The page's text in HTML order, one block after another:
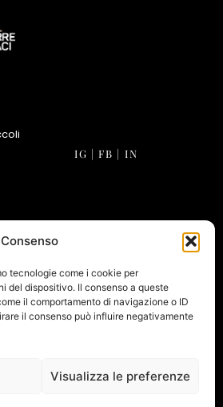
tecnologie come i cookie per
del dispositivo. Il consenso a queste
il comportamento di navigazione o ID
il consenso può influire negativamente
Visualizza le preferenze
IG | FB | IN